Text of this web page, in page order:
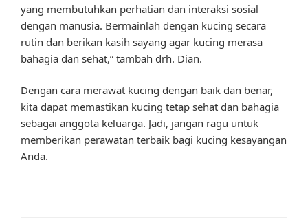
yang membutuhkan perhatian dan interaksi sosial
dengan manusia. Bermainlah dengan kucing secara
rutin dan berikan kasih sayang agar kucing merasa
bahagia dan sehat,” tambah drh. Dian.
Dengan cara merawat kucing dengan baik dan benar,
kita dapat memastikan kucing tetap sehat dan bahagia
sebagai anggota keluarga. Jadi, jangan ragu untuk
memberikan perawatan terbaik bagi kucing kesayangan
Anda.